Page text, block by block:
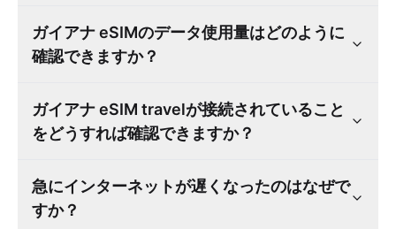
ガイアナ eSIMのデータ使用量はどのように
確認できますか？
ガイアナ eSIM travelが接続されていること
をどうすれば確認できますか？
急にインターネットが遅くなったのはなぜで
すか？